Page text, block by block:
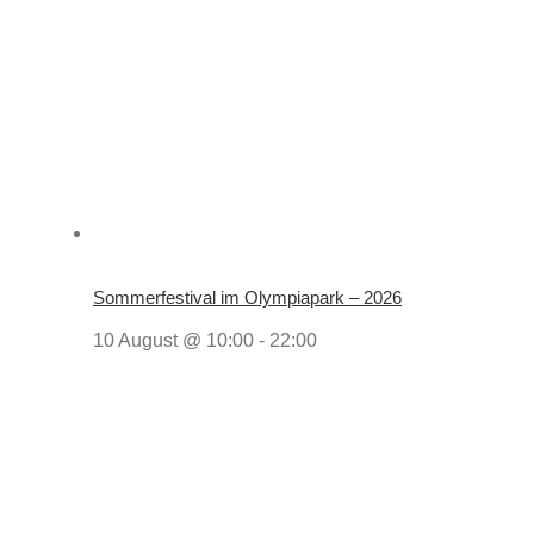
Sommerfestival im Olympiapark – 2026
10 August @ 10:00 - 22:00